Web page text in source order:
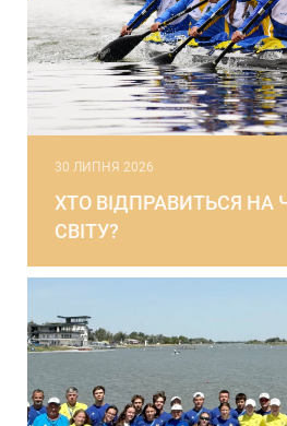
30 ЛИПНЯ 2026
ХТО ВІДПРАВИТЬСЯ НА
СВІТУ?